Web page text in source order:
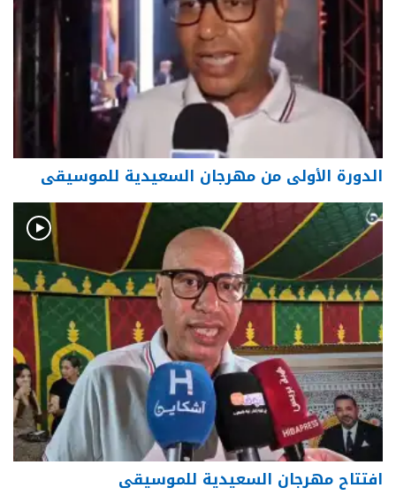
الدورة الأولى من مهرجان السعيدية للموسيقى
افتتاح مهرجان السعيدية للموسيقى